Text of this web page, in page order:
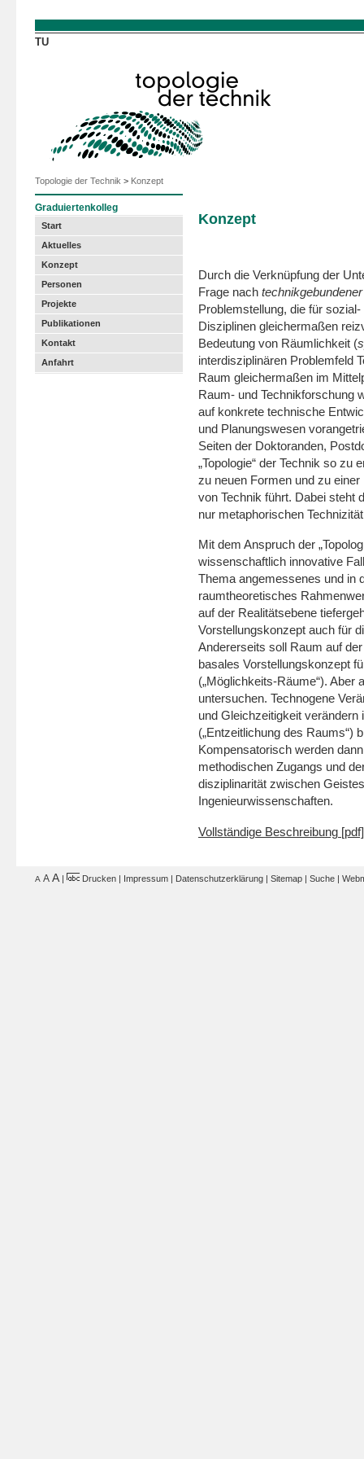
TU
Topologie der Technik > Konzept
Graduiertenkolleg
Start
Aktuelles
Konzept
Personen
Projekte
Publikationen
Kontakt
Anfahrt
Konzept
Durch die Verknüpfung der
Frage nach
Problem­stellung, die für
Disziplinen gleicher­maßen
Bedeutung von Räumlichkeit (
interdisziplinären Problemfeld
Raum gleicher­maßen im
Raum- und Technikforschung
auf konkrete technische
und Planungswesen
Seiten der Dok­toranden,
„Topologie“ der Technik so zu
zu neuen Formen und zu
von Technik führt. Dabei steht
nur metaphorischen
Mit dem Anspruch der
wissenschaft­lich innovative
Thema angemessenes und in
raumtheoretisches
auf der Realitätsebene
Vorstellungskonzept auch für
Andererseits soll Raum auf
basales Vorstellungskonzept
(„Möglichkeits-Räume“). Aber
untersuchen. Technogene
und Gleichzeitigkeit
(„Entzeitlichung des Raums“)
Kompensatorisch werden
methodischen Zugangs und
disziplinarität zwischen
Ingenieurwissenschaften.
Vollständige Beschreibung [pdf]
A A A Drucken Impressum Datenschutzerklärung Sitemap Suche